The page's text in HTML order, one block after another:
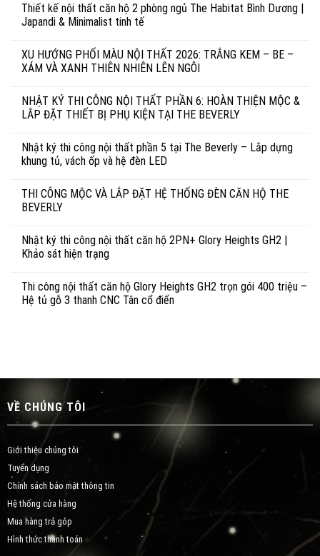
Thiết kế nội thất căn hộ 2 phòng ngủ The Habitat Bình Dương |
Japandi & Minimalist tinh tế
XU HƯỚNG PHỐI MÀU NỘI THẤT 2026: TRẮNG KEM – BE –
XÁM VÀ XANH THIÊN NHIÊN LÊN NGÔI
NHẬT KÝ THI CÔNG NỘI THẤT PHẦN 6: HOÀN THIỆN MỘC &
LẮP ĐẶT THIẾT BỊ PHỤ KIỆN TẠI THE BEVERLY
Nhật ký thi công nội thất phần 5 tại The Beverly – Lắp dựng
khung tủ, vách ốp và hệ đèn LED
THI CÔNG MỘC VÀ LẮP ĐẶT HỆ THỐNG ĐÈN CĂN HỘ THE
BEVERLY
Nhật ký thi công nội thất căn hộ 2PN+ Glory Heights GH2 |
Khảo sát hiện trạng
Thi công nội thất căn hộ Glory Heights GH2 trọn gói 400 triệu –
Hệ tủ gỗ 3 thanh CNC Tân cổ điển
VỀ CHÚNG TÔI
Giới thiệu chúng tôi
Tuyển dụng
Chính sách bảo mật thông tin
Hệ thống cửa hàng
Mua hàng trả góp
Hình thức thanh toán